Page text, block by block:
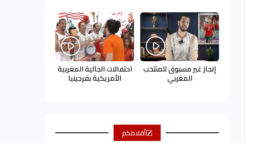
إنجاز غير مسبوق للمنتخب
المغربي
احتفالات الجالية المغربية
الأمريكية بفرجينيا
أقلامكم